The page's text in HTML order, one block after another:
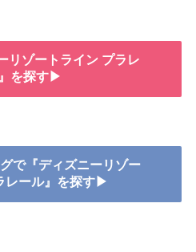
リゾートライン プラレ
を探す▶
で『ディズニーリゾー
レール』を探す▶